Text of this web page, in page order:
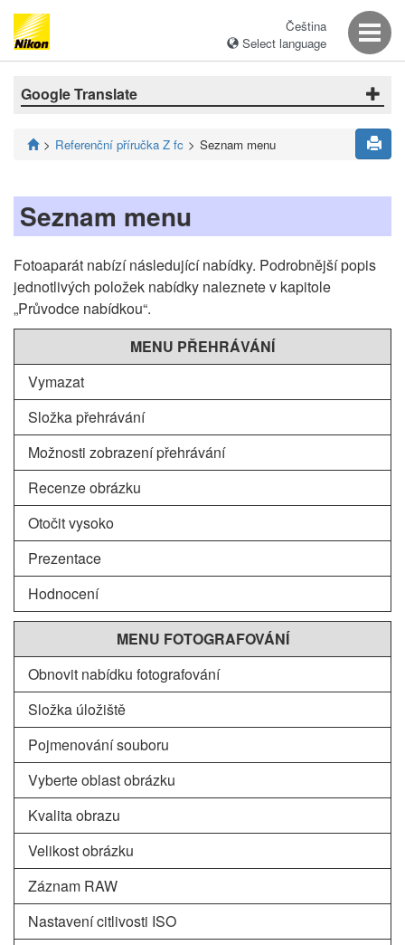
Čeština
Select language
Google Translate
Referenční příručka Z fc Seznam menu
Seznam menu
Fotoaparát nabízí následující nabídky. Podrobnější popis
jednotlivých položek nabídky naleznete v kapitole
„Průvodce nabídkou“.
MENU PŘEHRÁVÁNÍ
Vymazat
Složka přehrávání
Možnosti zobrazení přehrávání
Recenze obrázku
Otočit vysoko
Prezentace
Hodnocení
MENU FOTOGRAFOVÁNÍ
Obnovit nabídku fotografování
Složka úložiště
Pojmenování souboru
Vyberte oblast obrázku
Kvalita obrazu
Velikost obrázku
Záznam RAW
Nastavení citlivosti ISO